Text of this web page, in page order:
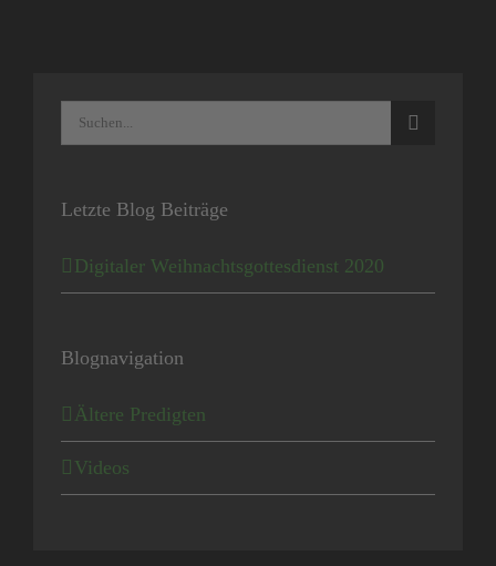
Suche
nach:
Letzte Blog Beiträge
Digitaler Weihnachtsgottesdienst 2020
Blognavigation
Ältere Predigten
Videos